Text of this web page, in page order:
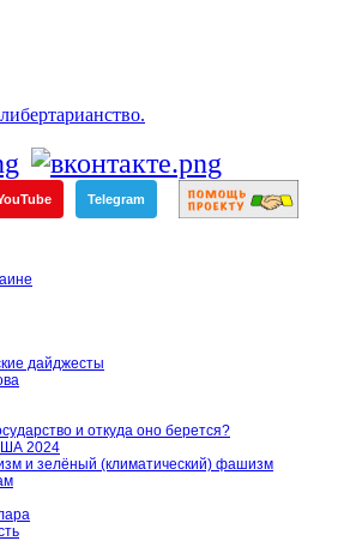
Telegram
дайджесты
и откуда оно берется?
2024
и зелёный (климатический) фашизм